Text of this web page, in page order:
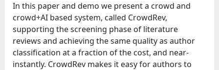
In this paper and demo we present a crowd and
crowd+AI based system, called CrowdRev,
supporting the screening phase of literature
reviews and achieving the same quality as author
classification at a fraction of the cost, and near-
instantly. CrowdRev makes it easy for authors to